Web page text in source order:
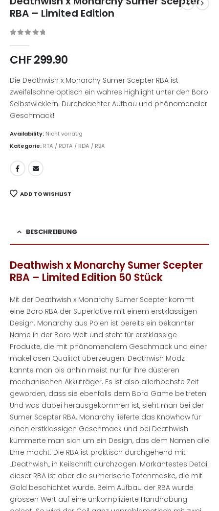
RBA – Limited Edition
CHF299.90
Die Deathwish x Monarchy Sumer Scepter RBA ist
zweifelsohne optisch ein wahres Highlight unter den Boro
Selbstwicklern. Durchdachter Aufbau und phänomenaler
Geschmack!
Availability: Nicht vorrätig
Kategorie: RTA / RDTA / RDA / RBA
ADD TO WISHLIST
BESCHREIBUNG
Deathwish x Monarchy Sumer Scepter
RBA – Limited Edition 50 Stück
Mit der Deathwish x Monarchy Sumer Scepter kommt
eine Boro RBA der Superlative mit einem erstklassigen
Design. Monarchy aus Polen ist bereits ein bekannter
Name in der Boro Welt und steht für erstklassige
Produkte, die mit phänomenalem Geschmack und einer
makellosen Qualität überzeugen. Deathwish Modz
kannte man bis anhin meist nur für ihre düsteren
mechanischen Akkuträger. Es ist also allerhöchste Zeit
geworden, dass sie ebenfalls dem Boro Game beitreten!
Und was dabei herausgekommen ist, sieht man bei der
Sumer Scepter RBA. Monarchy lieferte das Knowhow für
einen erstklassigen Geschmack und bei Deathwish
kümmerte man sich um ein Design, das dem Namen alle
Ehre macht. Die RBA ist praktisch durchgehend mit
„Deathwish„ in Keilschrift durchzogen. Markantestes Detail
dieser RBA ist aber die sumerische Totenmaske, die mit
Gold beschichtet wurde. Beim Aufbau der RBA wurde
grossen Wert auf eine unkomplizierte Handhabung